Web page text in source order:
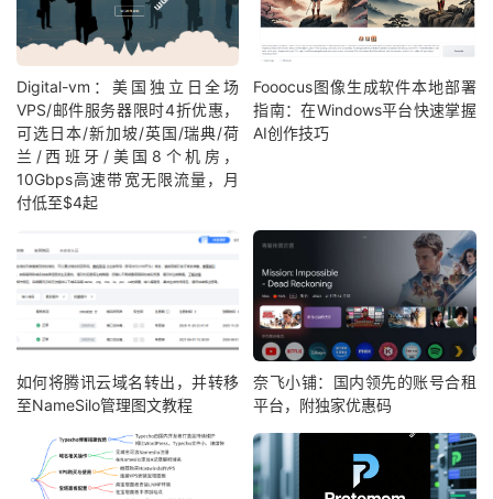
Digital-vm：美国独立日全场
VPS/邮件服务器限时4折优惠，
可选日本/新加坡/英国/瑞典/荷
兰/西班牙/美国8个机房，
10Gbps高速带宽无限流量，月
付低至$4起
Fooocus图像生成软件本地部署
指南：在Windows平台快速掌握
AI创作技巧
如何将腾讯云域名转出，并转移
至NameSilo管理图文教程
奈飞小铺：国内领先的账号合租
平台，附独家优惠码